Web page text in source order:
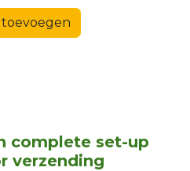
complete set-up
verzending